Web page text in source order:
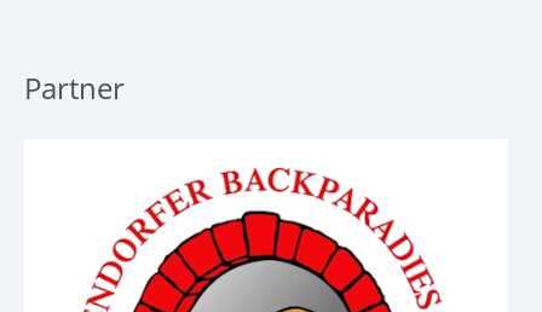
Partner